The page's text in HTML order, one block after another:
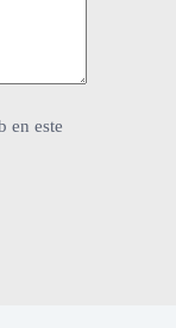
en este